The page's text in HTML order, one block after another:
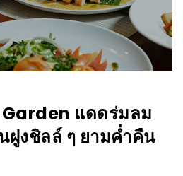
แดดร่มลม
ฝูงชิลล์ ๆ ยามค่ำคืน